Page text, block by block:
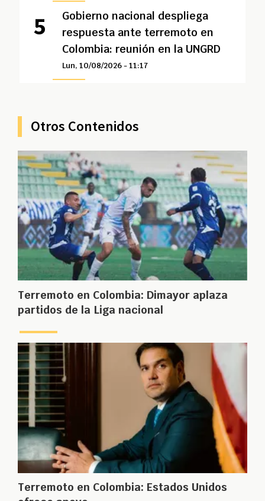
Gobierno nacional despliega
respuesta ante terremoto en
Colombia: reunión en la UNGRD
Lun, 10/08/2026 - 11:17
Otros Contenidos
Terremoto en Colombia: Dimayor aplaza
partidos de la Liga nacional
Terremoto en Colombia: Estados Unidos